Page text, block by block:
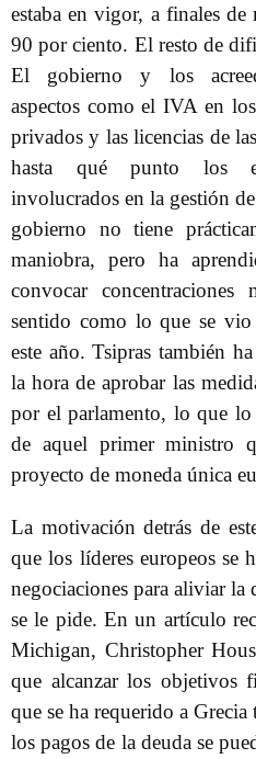
estaba en vigor, a finales
90 por ciento. El resto de
El gobierno y los
aspectos como el IVA en
privados y las licencias de
hasta qué punto los
involucrados en la gestión
gobierno no tiene
maniobra, pero ha
convocar
sentido como lo que se
este año. Tsipras también
la hora de aprobar las
por el parlamento, lo que
de aquel primer ministro
proyecto de moneda única
La motivación detrás de
que los líderes europeos se
negociaciones para aliviar la
se le pide. En un artículo
Michigan, Christopher
que alcanzar los objetivos
que se ha requerido a
los pagos de la deuda se